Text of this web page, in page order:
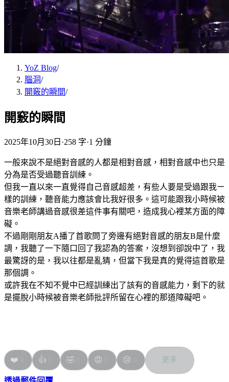
YoZ Blog/
腦洞/
開竅的瞬間/
開竅的瞬間
2025年10月30日 ·258 字·1 分鐘
一般來說不是絕對音感的人都是相對音感，相對音感中也只是
分為是否受過聽音訓練。
但我一直以來一直覺得自己音感超差，有些人要是受過跟我ㄧ
樣的訓練，聽音能力應該會比我好很多。這可能跟我小時候被
音樂老師講過音感很差這件事有關吧，造成我心裡某方面的障
礙。
不過剛剛朋友A播了首歌問了旁邊有絕對音感的朋友B是什麼
調，我聽了一下隨口回了我認為的答案，沒想到卻說中了，我
最驚訝的是，我以往都是亂猜，但當下我是真的覺得這首歌是
那個調。
或許我在不知不覺中已經訓練出了該有的音感能力，剩下的就
是擺脫小時候被音樂老師批評所留在心裡的那道障礙吧。
❤️ 👍 🤣 😡 😢 更多